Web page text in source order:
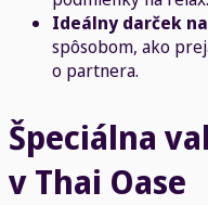
Ideálny darček
spôsobom, ako
o partnera.
Špeciálna
v Thai Oase